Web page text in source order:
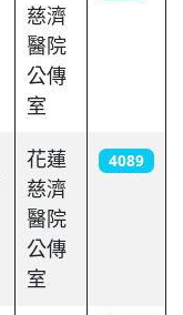
慈濟
醫院
公傳
室
花蓮
慈濟
醫院
公傳
室
4089